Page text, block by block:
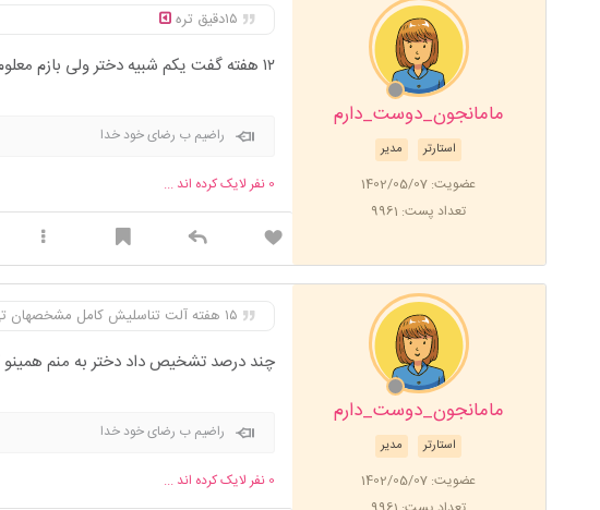
مامانجون_دوست_دارم
مدیر استارتر
عضویت: 1402/05/07
تعداد پست: 9961
۱۵دقیق تره
۱۲ هفته گفت یکم شبیه دختر ولی بازم معلوم نیست ولی۱۵ هفته گفت چندبار پسر
راضیم ب رضای خود خدا
0 نفر لایک کرده اند ...
مامانجون_دوست_دارم
مدیر استارتر
عضویت: 1402/05/07
۱۵ هفته آلت تناسلیش کامل مشخصهان تی ب من گفتن دختره ۱۵ هفته مشخص شد پسره
چند درصد تشخیص داد دختر به منم
راضیم ب رضای خود خدا
0 نفر لایک کرده اند ...